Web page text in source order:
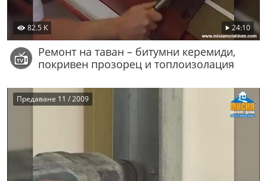
82.5 K 24:10
Ремонт на таван – битумни керемиди,
покривен прозорец и топлоизолация
Предаване 11 / 2009